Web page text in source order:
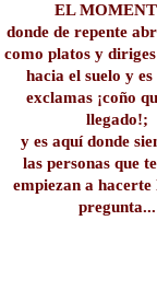
EL
donde de repente
como platos y
hacia el suelo y
exclamas ¡coño
llegado!;
y es aquí donde
las personas que
empiezan a
pregunta...